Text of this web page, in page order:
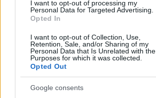
I want to opt-out of processing my
Personal Data for Targeted Advertising.
Opted In
I want to opt-out of Collection, Use,
Retention, Sale, and/or Sharing of my
Personal Data that Is Unrelated with the
Purposes for which it was collected.
Opted Out
Google consents